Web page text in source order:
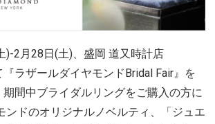
)-2月28日(土)、盛岡 道又時計店
『ラザールダイヤモンドBridal Fair』を
間中ブライダルリングをご購入の方に
ンドのオリジナルノベルティ、「ジュエ